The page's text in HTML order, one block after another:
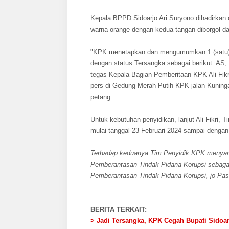
Kepala BPPD Sidoarjo Ari Suryono
warna orange dengan kedua tangan diborgol
"KPK menetapkan dan mengumumkan 1
dengan status Tersangka sebagai berikut:
tegas Kepala Bagian Pemberitaan KPK Ali
pers di Gedung Merah Putih KPK jalan
petang.
Untuk kebutuhan penyidikan, lanjut Ali Fikri,
mulai tanggal 23 Februari 2024 sampai
Terhadap keduanya Tim Penyidik KPK
Pemberantasan Tindak Pidana Korupsi
Pemberantasan Tindak Pidana Korupsi, jo
BERITA TERKAIT:
> Jadi Tersangka, KPK Cegah Bupati